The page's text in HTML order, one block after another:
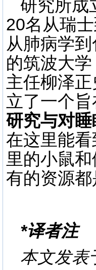
研究所成
20名从瑞
从肺病学
的筑波大
主任柳泽
立了一个
研究与对
在这里能
里的小鼠
有的资源
*译者注
本文发表